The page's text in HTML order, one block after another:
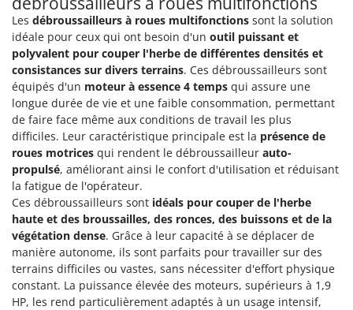
Motobineuses
Motoculteurs
Motofaucheuses
Motopompes pour irrigation
Moulins à céréales électriques
Moulins à farine
N
Nettoyeurs et Balais à vapeur
Nettoyeurs haute pression
Nettoyeurs tapis, moquettes et tapisseries
P
Peignes vibreurs et Secoueurs à olives
Pelles rétros pour tracteur
FBC
Ferrari Group
Ferroni
Ferrua
FIAC
FIEM
Fimar
FINI
Fiorentini
Fiskars
Flymo
Fontana Forni
Forest Master
Les débroussailleurs à roues multifonctions sont la solution
idéale pour ceux qui ont besoin d'un outil puissant et
polyvalent pour couper l'herbe de différentes densités et
consistances sur divers terrains. Ces débroussailleurs sont
équipés d'un moteur à essence 4 temps qui assure une
longue durée de vie et une faible consommation, permettant
de faire face même aux conditions de travail les plus
difficiles. Leur caractéristique principale est la présence de
roues motrices qui rendent le débroussailleur auto-
propulsé, améliorant ainsi le confort d'utilisation et réduisant
la fatigue de l'opérateur.
Ces débroussailleurs sont idéals pour couper de l'herbe
haute et des broussailles, des ronces, des buissons et de la
végétation dense. Grâce à leur capacité à se déplacer de
manière autonome, ils sont parfaits pour travailler sur des
terrains difficiles ou vastes, sans nécessiter d'effort physique
constant. La puissance élevée des moteurs, supérieurs à 1,9
HP, les rend particulièrement adaptés à un usage intensif,